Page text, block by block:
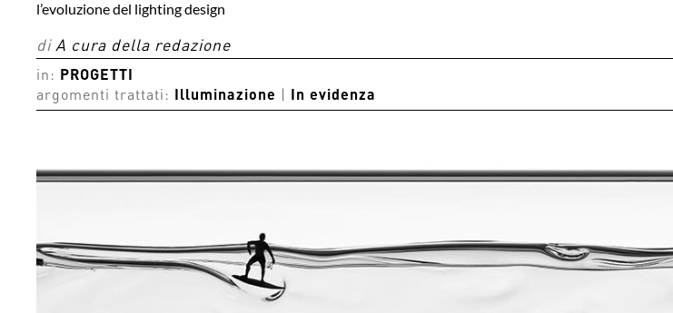
l’evoluzione del lighting design
di A cura della redazione
in:
PROGETTI
argomenti trattati:
Illuminazione In evidenza